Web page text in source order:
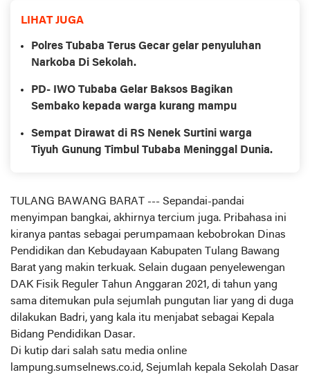
LIHAT JUGA
Polres Tubaba Terus Gecar gelar penyuluhan
Narkoba Di Sekolah.
PD- IWO Tubaba Gelar Baksos Bagikan
Sembako kepada warga kurang mampu
Sempat Dirawat di RS Nenek Surtini warga
Tiyuh Gunung Timbul Tubaba Meninggal Dunia.
TULANG BAWANG BARAT --- Sepandai-pandai
menyimpan bangkai, akhirnya tercium juga. Pribahasa ini
kiranya pantas sebagai perumpamaan kebobrokan Dinas
Pendidikan dan Kebudayaan Kabupaten Tulang Bawang
Barat yang makin terkuak. Selain dugaan penyelewengan
DAK Fisik Reguler Tahun Anggaran 2021, di tahun yang
sama ditemukan pula sejumlah pungutan liar yang di duga
dilakukan Badri, yang kala itu menjabat sebagai Kepala
Bidang Pendidikan Dasar.
Di kutip dari salah satu media online
lampung.sumselnews.co.id, Sejumlah kepala Sekolah Dasar